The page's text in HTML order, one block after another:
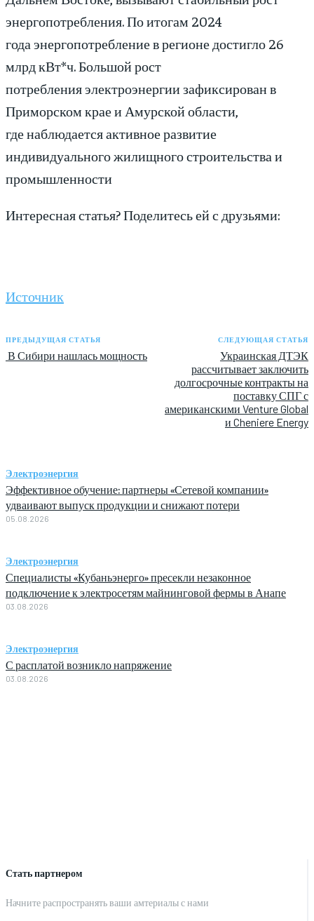
Стать партнером
Начните распространять ваши амтериалы с нами
энергопотребления. По итогам 2024
года энергопотребление в регионе достигло 26
млрд кВт*ч. Большой рост
потребления электроэнергии зафиксирован в
Приморском крае и Амурской области,
где наблюдается активное развитие
индивидуального жилищного строительства и
промышленности
Интересная статья? Поделитесь ей с друзьями:
Источник
ПРЕДЫДУЩАЯ СТАТЬЯ
В Сибири нашлась мощность
СЛЕДУЮЩАЯ СТАТЬЯ
Украинская ДТЭК
рассчитывает заключить
долгосрочные контракты на
поставку СПГ с
американскими Venture Global
и Cheniere Energy
Электроэнергия
Эффективное обучение: партнеры «Сетевой компании»
удваивают выпуск продукции и снижают потери
05.08.2026
Электроэнергия
Специалисты «Кубаньэнерго» пресекли незаконное
подключение к электросетям майнинговой фермы в Анапе
03.08.2026
Электроэнергия
С расплатой возникло напряжение
03.08.2026